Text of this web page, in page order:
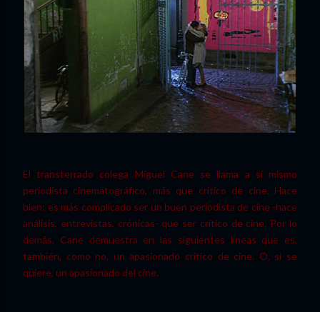
El transterrado colega Miguel Cane se llama a sí mismo
periodista cinematográfico, más que crítico de cine. Hace
bien: es más complicado ser un buen periodista de cine -hace
análisis, entrevistas, crónicas- que ser crítico de cine. Por lo
demás, Cane demuestra en las siguientes líneas que es,
también, como no, un apasionado crítico de cine. O, si se
quiere, un apasionado del cine.